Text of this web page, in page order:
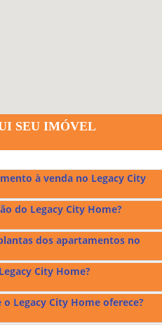
SEU IMÓVEL
à venda no Legacy City
do Legacy City Home?
confira no mapa acima.
dos apartamentos no
4 suítes.
City Home?
Legacy City Home oferece?